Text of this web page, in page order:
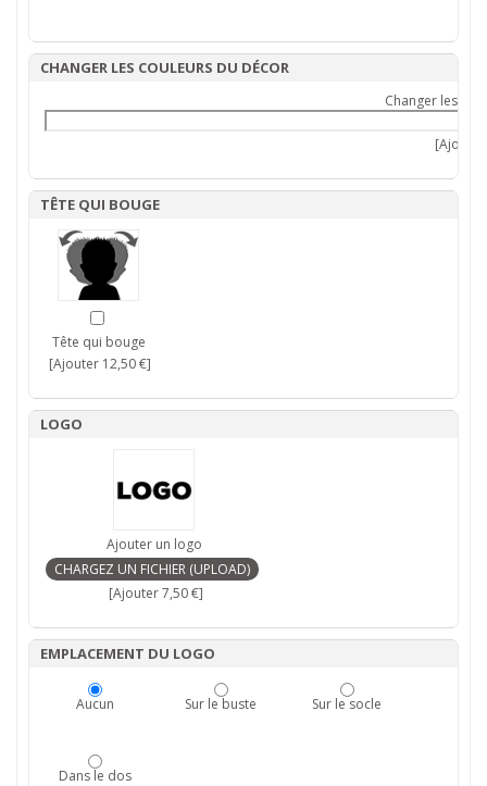
CHANGER LES COULEURS DU DÉCOR
Changer les
TÊTE QUI BOUGE
Tête qui bouge
[Ajouter 12,50 €]
LOGO
Ajouter un logo
[Ajouter 7,50 €]
EMPLACEMENT DU LOGO
Aucun Sur le buste Sur le socle
Dans le dos